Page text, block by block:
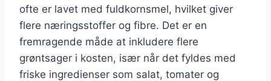
ofte er lavet med fuldkornsmel, hvilket giver
flere næringsstoffer og fibre. Det er en
fremragende måde at inkludere flere
grøntsager i kosten, især når det fyldes med
friske ingredienser som salat, tomater og